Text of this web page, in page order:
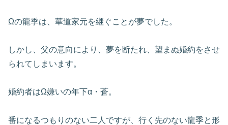
Ωの龍季は、華道家元を継ぐことが夢でした。
しかし、父の意向により、夢を断たれ、望まぬ婚約をさせ
られてしまいます。
婚約者はΩ嫌いの年下α・蒼。
番になるつもりのない二人ですが、行く先のない龍季と形